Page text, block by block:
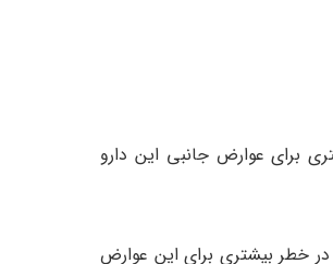
برای عوارض جانبی این دارو
خطر بیشتری برای این عوارض